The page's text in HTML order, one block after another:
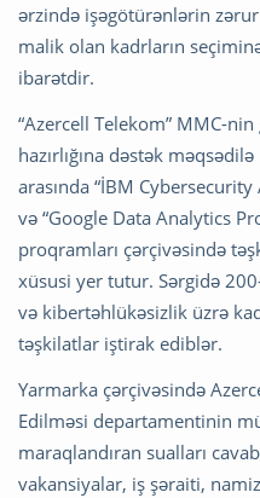
ərzində işəgötürənlərin
malik olan kadrların
ibarətdir.
“Azercell Telekom” MMC-
hazırlığına dəstək
arasında “İBM
və “Google Data Analytics
proqramları çərçivəsində
xüsusi yer tutur. Sərgidə
və kibertəhlükəsizlik üzrə
təşkilatlar iştirak ediblər.
Yarmarka çərçivəsində
Edilməsi departamentinin
maraqlandıran sualları
vakansiyalar, iş şəraiti,